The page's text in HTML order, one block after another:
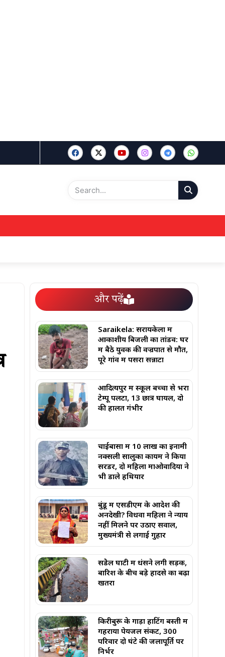
और पढ़ें
Saraikela: सरायकेला में
आकाशीय बिजली का तांडव: घर
में बैठे युवक की वज्रपात से मौत,
पूरे गांव में पसरा सन्नाटा
आदित्यपुर में स्कूल बच्चों से भरा
टेम्पू पलटा, 13 छात्र घायल, दो
की हालत गंभीर
चाईबासा में 10 लाख का इनामी
नक्सली सालुका कायम ने किया
सरेंडर, दो महिला माओवादियों ने
भी डाले हथियार
बुंडू में एसडीएम के आदेश की
अनदेखी? विधवा महिला ने न्याय
नहीं मिलने पर उठाए सवाल,
मुख्यमंत्री से लगाई गुहार
सेंडेेल घाटी में धंसने लगी सड़क,
बारिश के बीच बड़े हादसे का बढ़ा
खतरा
किरीबुरू के गाड़ा हाटिंग बस्ती में
गहराया पेयजल संकट, 300
परिवार दो घंटे की जलापूर्ति पर
निर्भर